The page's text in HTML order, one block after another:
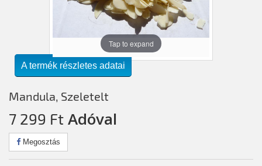
Tap to expand
A termék részletes adatai
Mandula, Szeletelt
7 299 Ft‎ Adóval
Megosztás